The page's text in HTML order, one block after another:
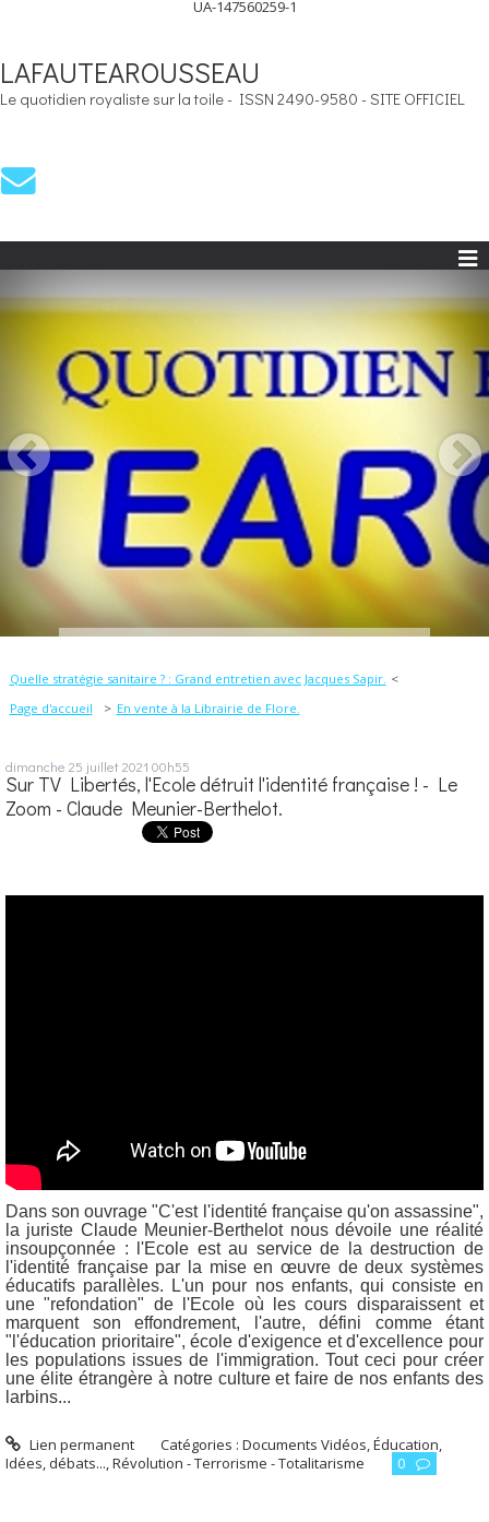
UA-147560259-1
LAFAUTEAROUSSEAU
Le quotidien royaliste sur la toile - ISSN 2490-9580 - SITE OFFICIEL
Quelle stratégie sanitaire ? : Grand entretien avec Jacques Sapir.
Page d'accueil
En vente à la Librairie de Flore.
dimanche 25 juillet 2021 00h55
Sur TV Libertés, l'Ecole détruit l'identité française ! - Le
Zoom - Claude Meunier-Berthelot.
Dans son ouvrage "C'est l'identité française qu'on assassine",
la juriste Claude Meunier-Berthelot nous dévoile une réalité
insoupçonnée : l'Ecole est au service de la destruction de
l'identité française par la mise en œuvre de deux systèmes
éducatifs parallèles. L'un pour nos enfants, qui consiste en
une "refondation" de l'Ecole où les cours disparaissent et
marquent son effondrement, l'autre, défini comme étant
"l'éducation prioritaire", école d'exigence et d'excellence pour
les populations issues de l'immigration. Tout ceci pour créer
une élite étrangère à notre culture et faire de nos enfants des
larbins...
Lien permanent Catégories :Documents Vidéos,Éducation,
Idées, débats...,Révolution - Terrorisme - Totalitarisme 0